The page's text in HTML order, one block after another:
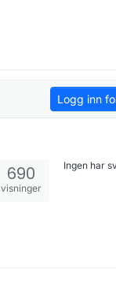
Logg inn
690
visninger
Ingen har